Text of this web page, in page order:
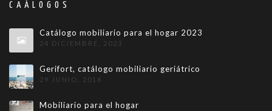
CAÁLOGOS
Catálogo mobiliario para el hogar 2023
24 DICIEMBRE, 2023
Gerifort, catálogo mobiliario geriátrico
29 JUNIO, 2016
Mobiliario para el hogar